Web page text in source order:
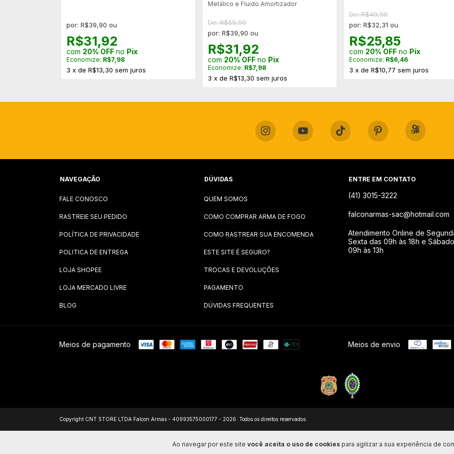
Ao navegar por este site você aceita o uso de cookies para agilizar a sua experiência de
por: R$39,90 ou
R$31,92
com 20% OFF no Pix
Economize: R$7,98
3 x de R$13,30 sem juros
Metálico e Fluido Amortizador
De: R$59,90
por: R$39,90 ou
R$31,92
com 20% OFF no Pix
Economize: R$7,98
3 x de R$13,30 sem juros
De: R$49,90
por: R$32,31 ou
R$25,85
com 20% OFF no Pix
Economize: R$6,46
3 x de R$10,77 sem juros
NAVEGAÇÃO
FALE CONOSCO
RASTREIE SEU PEDIDO
POLÍTICA DE PRIVACIDADE
POLITICA DE ENTREGA
LOJA SHOPEE
LOJA MERCADO LIVRE
BLOG
DÚVIDAS
QUEM SOMOS
COMO COMPRAR ARMA DE FOGO
COMO RASTREAR SUA ENCOMENDA
ESTE SITE É SEGURO?
TROCAS E DEVOLUÇÕES
PAGAMENTO
DÚVIDAS FREQUENTES
ENTRE EM CONTATO
(41) 3015-3222
falconarmas-sac@hotmail.com
Atendimento Online de
Sexta das 09h às 18h e
09h às 13h
Meios de pagamento Meios de envio
Copyright CNT STORE LTDA Falcon Armas - 40993575000177 - 2026. Todos os direitos reservados.